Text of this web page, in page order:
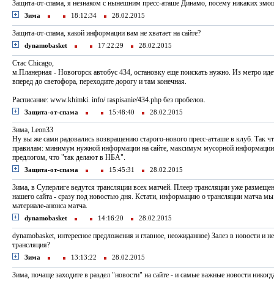
Защита-от-спама, я незнаком с нынешним пресс-аташе Динамо, посему никаких
Зима 18:12:34 28.02.2015
Защита-от-спама, какой информации вам не хватает на сайте?
dynamobasket 17:22:29 28.02.2015
Стас Chicago,
м.Планерная - Новогорск автобус 434, остановку еще поискать нужно. Из метро
вперед до светофора, переходите дорогу и там конечная.
Расписание: www.khimki. info/ raspisanie/434.php без пробелов.
Защита-от-спама 15:48:40 28.02.2015
Зима, Leon33
Ну вы же сами радовались возвращению старого-нового пресс-атташе в клуб. Так
правилам: минимум нужной информации на сайте, максимум мусорной информации
предлогом, что "так делают в НБА".
Защита-от-спама 15:45:31 28.02.2015
Зима, в Суперлиге ведутся трансляции всех матчей. Плеер трансляции уже
нашего сайта - сразу под новостью дня. Кстати, информацию о трансляции матча
материале-анонса матча.
dynamobasket 14:16:20 28.02.2015
dynamobasket, интересное предложения и главное, неожиданное) Залез в новости и
трансляция?
Зима 13:13:22 28.02.2015
Зима, почаще заходите в раздел "новости" на сайте - и самые важные новости